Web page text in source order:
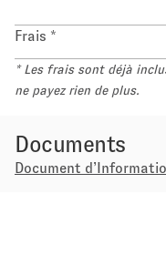
Frais *
* Les frais sont déjà
ne payez rien de plus.
Documents
Document